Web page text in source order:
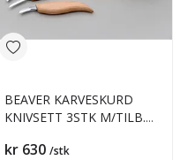
BEAVER KARVESKURD
KNIVSETT 3STK M/TILB.
Pris
kr 630 /stk